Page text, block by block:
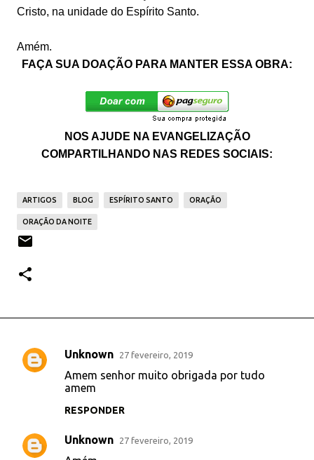
Cristo, na unidade do Espírito Santo.
Amém.
FAÇA SUA DOAÇÃO PARA MANTER ESSA OBRA:
NOS AJUDE NA EVANGELIZAÇÃO
COMPARTILHANDO NAS REDES SOCIAIS:
ARTIGOS BLOG ESPÍRITO SANTO ORAÇÃO
ORAÇÃO DA NOITE
C
n
Unknown 27 fevereiro, 2019
Amem senhor muito obrigada por tudo
amem
RESPONDER
Unknown 27 fevereiro, 2019